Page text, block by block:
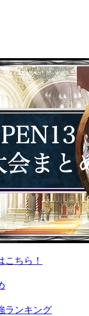
ちら！
ランキング